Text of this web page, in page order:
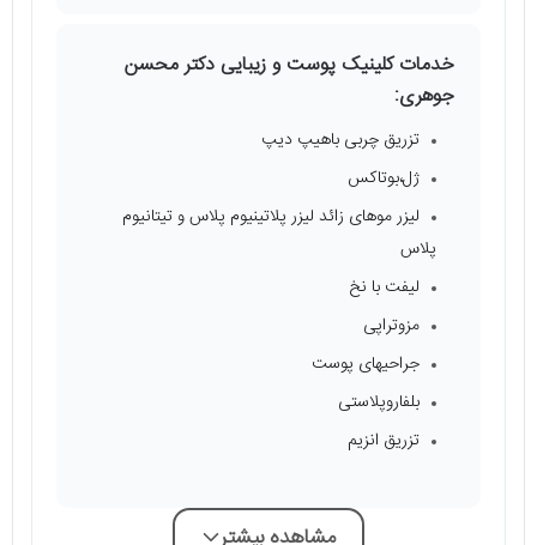
خدمات کلینیک پوست و زیبایی دکتر محسن
جوهری:
تزریق چربی باهیپ دیپ
ژل،بوتاکس
لیزر موهای زائد لیزر پلاتینیوم پلاس و تیتانیوم
پلاس
لیفت با نخ
مزوتراپی
جراحیهای پوست
بلفاروپلاستی
تزریق انزیم
مشاهده بیشتر